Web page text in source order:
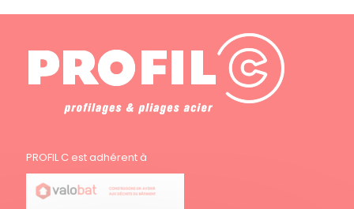
PROFIL C est adhérent à